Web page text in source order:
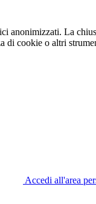
anonimizzati. La
di cookie o altri
Accedi all'area